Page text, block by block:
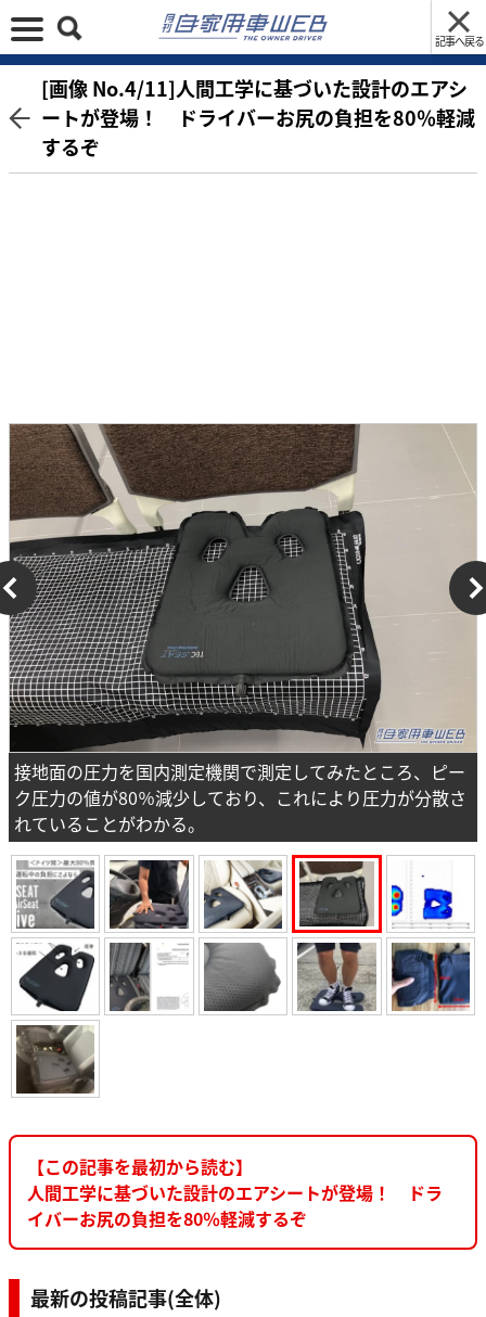
記事へ戻る
[画像 No.4/11]人間工学に基づいた設計のエアシ
ートが登場！ ドライバーお尻の負担を80％軽減
するぞ
接地⾯の圧⼒を国内測定機関で測定してみたところ、ピー
ク圧⼒の値が80％減少しており、これにより圧⼒が分散さ
れていることがわかる。
【この記事を最初から読む】
人間工学に基づいた設計のエアシートが登場！ ドラ
イバーお尻の負担を80％軽減するぞ
最新の投稿記事(全体)